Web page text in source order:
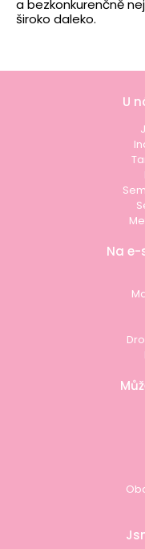
a bezkonkurenčně
široko daleko.
U
Na